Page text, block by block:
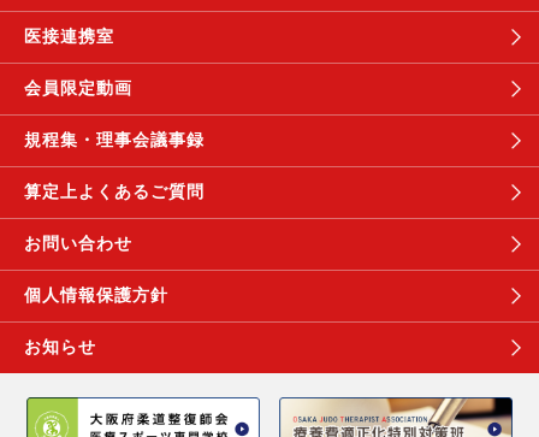
医接連携室
会員限定動画
規程集・理事会議事録
算定上よくあるご質問
お問い合わせ
個人情報保護方針
お知らせ